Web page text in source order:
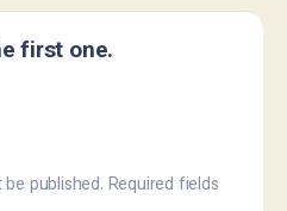
first one.
published. Required fields